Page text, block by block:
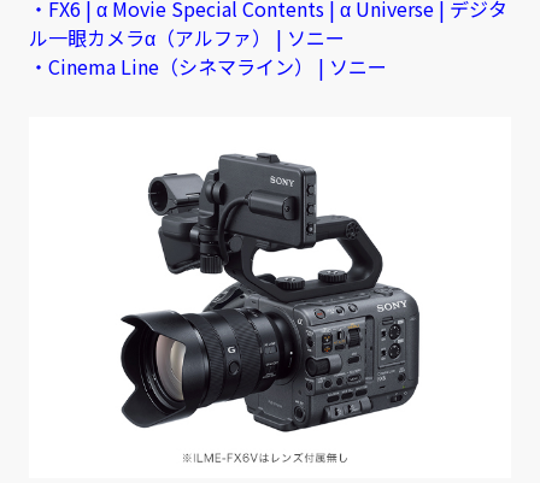
・FX6 | α Movie Special Contents | α Universe | デジタ
ル一眼カメラα（アルファ） | ソニー
・Cinema Line（シネマライン） | ソニー